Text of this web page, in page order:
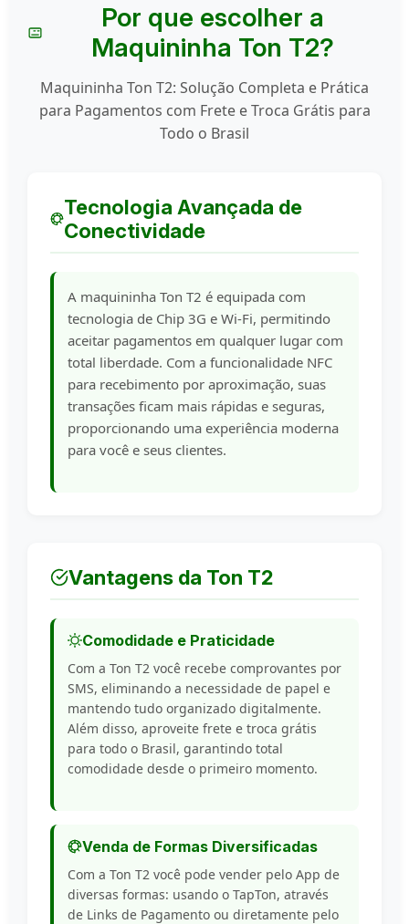
Por que escolher a
Maquininha Ton T2?
Maquininha Ton T2: Solução Completa e Prática
para Pagamentos com Frete e Troca Grátis para
Todo o Brasil
Tecnologia Avançada de
Conectividade
A maquininha Ton T2 é equipada com
tecnologia de Chip 3G e Wi-Fi, permitindo
aceitar pagamentos em qualquer lugar com
total liberdade. Com a funcionalidade NFC
para recebimento por aproximação, suas
transações ficam mais rápidas e seguras,
proporcionando uma experiência moderna
para você e seus clientes.
Vantagens da Ton T2
Comodidade e Praticidade
Com a Ton T2 você recebe comprovantes por
SMS, eliminando a necessidade de papel e
mantendo tudo organizado digitalmente.
Além disso, aproveite frete e troca grátis
para todo o Brasil, garantindo total
comodidade desde o primeiro momento.
Venda de Formas Diversificadas
Com a Ton T2 você pode vender pelo App de
diversas formas: usando o TapTon, através
de Links de Pagamento ou diretamente pelo